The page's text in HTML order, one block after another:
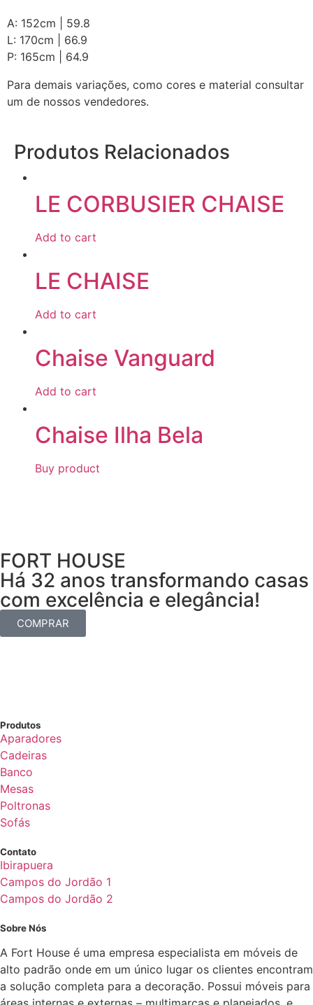
A: 152cm | 59.8
L: 170cm | 66.9
P: 165cm | 64.9
Para demais variações, como cores e material consultar
um de nossos vendedores.
Produtos Relacionados
LE CORBUSIER CHAISE
Add to cart
LE CHAISE
Add to cart
Chaise Vanguard
Add to cart
Chaise Ilha Bela
Buy product
FORT HOUSE
Há 32 anos transformando casas
com excelência e elegância!
COMPRAR
Produtos
Aparadores
Cadeiras
Banco
Mesas
Poltronas
Sofás
Contato
Ibirapuera
Campos do Jordão 1
Campos do Jordão 2
Sobre Nós
A Fort House é uma empresa especialista em móveis de
alto padrão onde em um único lugar os clientes encontram
a solução completa para a decoração. Possui móveis para